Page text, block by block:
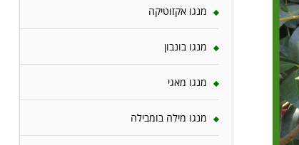
מנגו אקזוטיקה
מנגו בונבון
מנגו מאגי
מנגו מילה בומבילה